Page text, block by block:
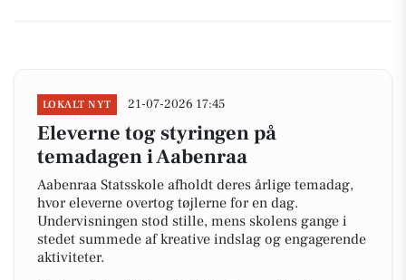
LOKALT NYT 21-07-2026 17:45
Eleverne tog styringen på
temadagen i Aabenraa
Aabenraa Statsskole afholdt deres årlige temadag,
hvor eleverne overtog tøjlerne for en dag.
Undervisningen stod stille, mens skolens gange i
stedet summede af kreative indslag og engagerende
aktiviteter.